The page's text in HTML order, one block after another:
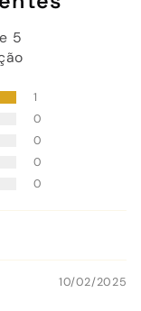
5
1
0
0
0
0
10/02/2025